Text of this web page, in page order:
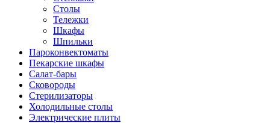
Столы
Тележки
Шкафы
Шпильки
Пароконвектоматы
Пекарские шкафы
Салат-бары
Сковороды
Стерилизаторы
Холодильные столы
Электрические плиты